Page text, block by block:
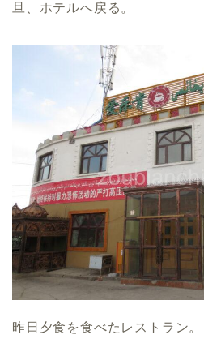
旦、ホテルへ戻る。
昨日夕食を食べたレストラン。